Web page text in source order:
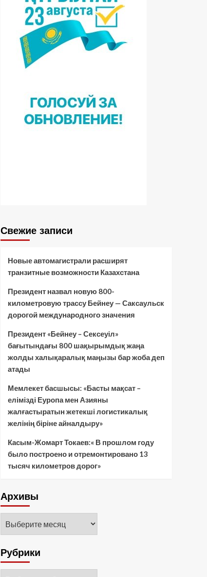
Свежие записи
Новые автомагистрали расширят
транзитные возможности Казахстана
Президент назвал новую 800-
километровую трассу Бейнеу — Саксаульск
дорогой международного значения
Президент «Бейнеу – Сексеуіл»
бағытындағы 800 шақырымдық жаңа
жолды халықаралық маңызы бар жоба деп
атады
Мемлекет басшысы: «Басты мақсат –
елімізді Еуропа мен Азияны
жалғастыратын жетекші логистикалық
желінің біріне айналдыру»
Касым-Жомарт Токаев:« В прошлом году
было построено и отремонтировано 13
тысяч километров дорог»
Архивы
Рубрики